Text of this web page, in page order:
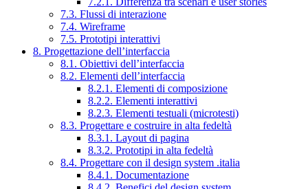
7.3. Flussi di interazione
7.4. Wireframe
7.5. Prototipi interattivi
8. Progettazione dell’interfaccia
8.1. Obiettivi dell’interfaccia
8.2. Elementi dell’interfaccia
8.2.1. Elementi di composizione
8.2.2. Elementi interattivi
8.2.3. Elementi testuali (microtesti)
8.3. Progettare e costruire in alta fedeltà
8.3.1. Layout di pagina
8.3.2. Prototipi in alta fedeltà
8.4. Progettare con il design system .italia
8.4.1. Documentazione